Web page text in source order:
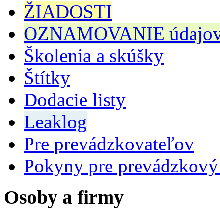
ŽIADOSTI
OZNAMOVANIE
Školenia a skúšky
Štítky
Dodacie listy
Leaklog
Pre prevádzkovateľov
Pokyny pre
Osoby a firmy